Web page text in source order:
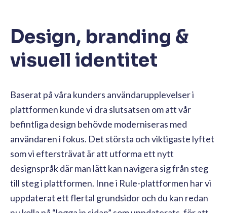
Design, branding &
visuell identitet
Baserat på våra kunders användarupplevelser i
plattformen kunde vi dra slutsatsen om att vår
befintliga design behövde moderniseras med
användaren i fokus. Det största och viktigaste lyftet
som vi eftersträvat är att utforma ett nytt
designspråk där man lätt kan navigera sig från steg
till steg i plattformen. Inne i Rule-plattformen har vi
uppdaterat ett flertal grundsidor och du kan redan